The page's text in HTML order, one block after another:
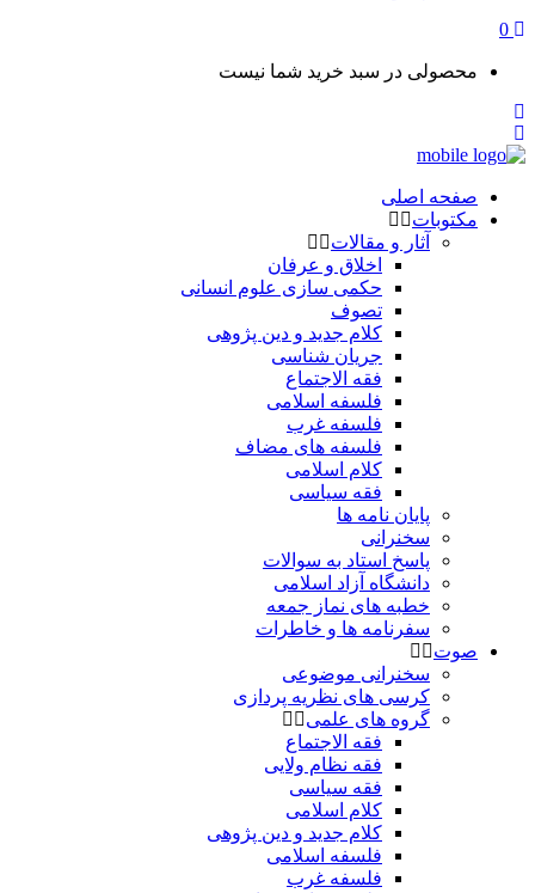
0
محصولی در سبد خرید شما نیست
صفحه اصلی
مکتوبات
آثار و مقالات
اخلاق و عرفان
حکمی سازی علوم انسانی
تصوف
کلام جدید و دین پژوهی
جریان شناسی
فقه الاجتماع
فلسفه اسلامی
فلسفه غرب
فلسفه های مضاف
کلام اسلامی
فقه سیاسی
پایان نامه ها
سخنرانی
پاسخ استاد به سوالات
دانشگاه آزاد اسلامی
خطبه های نماز جمعه
سفرنامه ها و خاطرات
صوت
سخنرانی موضوعی
کرسی های نظریه پردازی
گروه های علمی
فقه الاجتماع
فقه نظام ولایی
فقه سیاسی
کلام اسلامی
کلام جدید و دین پژوهی
فلسفه اسلامی
فلسفه غرب